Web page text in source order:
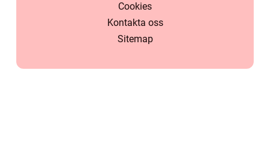
Cookies
Kontakta oss
Sitemap